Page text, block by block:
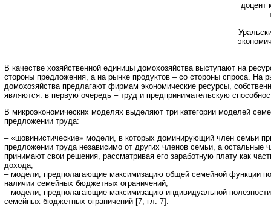
доцент
В качестве хозяйственной единицы домохозяйства выступают на
стороны предложения, а на рынке продуктов – со стороны спроса. На
домохозяйства предлагают фирмам экономические ресурсы,
являются: в первую очередь – труд и предпринимательскую
В микроэкономических моделях выделяют три категории моделей
предложении труда:
– «шовинистические» модели, в которых доминирующий член семьи
предложении труда независимо от других членов семьи, а остальные
принимают свои решения, рассматривая его заработную плату как
дохода;
– модели, предполагающие максимизацию общей семейной функции
наличии семейных бюджетных ограничений;
– модели, предполагающие максимизацию индивидуальной
семейных бюджетных ограничений [7, гл. 7].